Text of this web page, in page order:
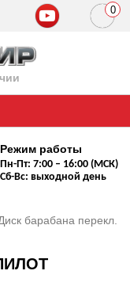
Режим работы
Пн-Пт: 7:00 – 16:00 (МСК)
Сб-Вс: выходной день
0
барабана перекл.